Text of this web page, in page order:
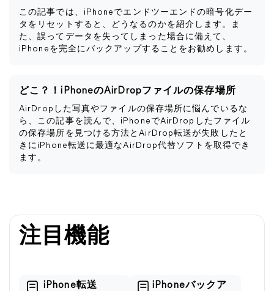
この記事では、iPhoneでエンドツーエンドの暗号化デー
タをリセットすると、どうなるのかを紹介します。ま
た、誤ってデータを失ってしまった場合に備えて、
iPhoneを完全にバックアップすることをお勧めします。
どこ？！iPhoneのAirDropファイルの保存場所
AirDropした写真やファイルの保存場所に悩んでいるな
ら、この記事を読んで、iPhoneでAirDropしたファイル
の保存場所を見つける方法とAirDrop転送が失敗したと
きにiPhone転送に最適なAirDrop代替ソフトを取得でき
ます。
注目機能
iPhone転送
iPhoneバックア